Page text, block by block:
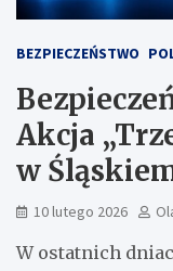
BEZPIECZEŃSTWO
Akcja
w
10 lutego 2026
W ostatnich